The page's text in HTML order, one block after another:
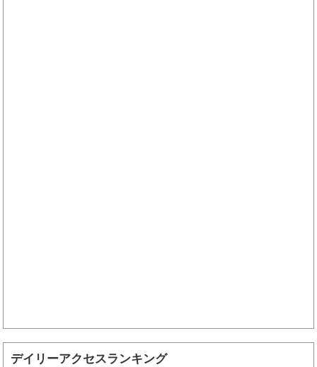
デイリーアクセスランキング